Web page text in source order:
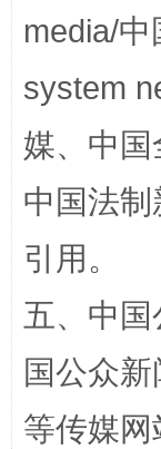
media/
system
媒、中
中国法
引用。
五、中
国公众
等传媒